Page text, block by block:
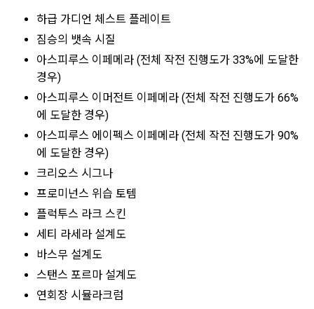
하급 가디언 체스트 플레이트
짐승의 뱃속 시질
아스피루스 이페메라 (전체 작전 진행도가 33%에 도달한
경우)
아스피루스 이머전트 이페메라 (전체 작전 진행도가 66%
에 도달한 경우)
아스피루스 에이펙스 이페메라 (전체 작전 진행도가 90%
에 도달한 경우)
크리오스 시그나
프로미넌스 위습 토템
플럭투스 라크 스킨
세티 라세라 설계도
바스무 설계도
스탠스 포르마 설계도
연회장 시뮬라크럼